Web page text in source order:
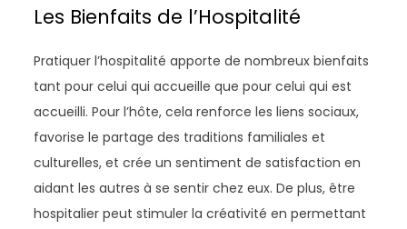
Les Bienfaits de l’Hospitalité
Pratiquer l’hospitalité apporte de nombreux bienfaits
tant pour celui qui accueille que pour celui qui est
accueilli. Pour l’hôte, cela renforce les liens sociaux,
favorise le partage des traditions familiales et
culturelles, et crée un sentiment de satisfaction en
aidant les autres à se sentir chez eux. De plus, être
hospitalier peut stimuler la créativité en permettant